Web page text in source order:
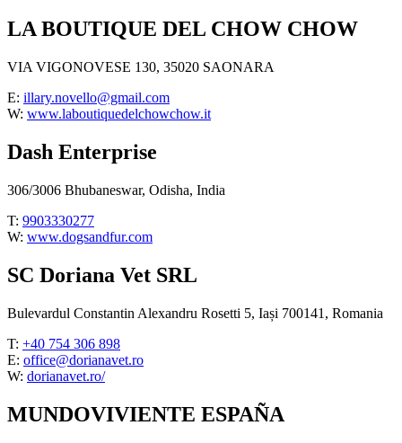
LA BOUTIQUE DEL CHOW CHOW
VIA VIGONOVESE 130, 35020 SAONARA
E: illary.novello@gmail.com
W: www.laboutiquedelchowchow.it
Dash Enterprise
306/3006 Bhubaneswar, Odisha, India
T: 9903330277
W: www.dogsandfur.com
SC Doriana Vet SRL
Bulevardul Constantin Alexandru Rosetti 5, Iași 700141, Romania
T: +40 754 306 898
E: office@dorianavet.ro
W: dorianavet.ro/
MUNDOVIVIENTE ESPAÑA